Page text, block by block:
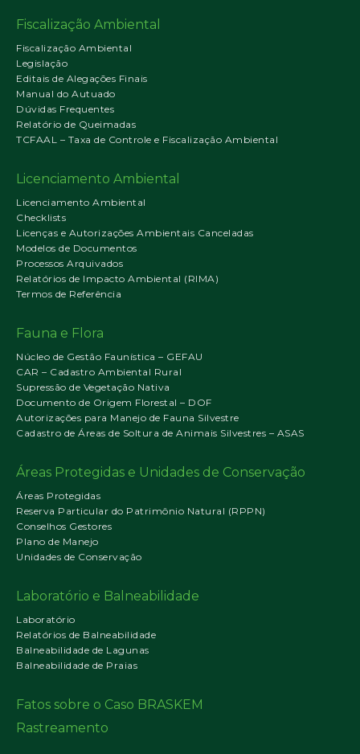
Fiscalização Ambiental
Fiscalização Ambiental
Legislação
Editais de Alegações Finais
Manual do Autuado
Dúvidas Frequentes
Relatório de Queimadas
TCFAAL – Taxa de Controle e Fiscalização Ambiental
Licenciamento Ambiental
Licenciamento Ambiental
Checklists
Licenças e Autorizações Ambientais Canceladas
Modelos de Documentos
Processos Arquivados
Relatórios de Impacto Ambiental (RIMA)
Termos de Referência
Fauna e Flora
Núcleo de Gestão Faunística – GEFAU
CAR – Cadastro Ambiental Rural
Supressão de Vegetação Nativa
Documento de Origem Florestal – DOF
Autorizações para Manejo de Fauna Silvestre
Cadastro de Áreas de Soltura de Animais Silvestres – ASAS
Áreas Protegidas e Unidades de Conservação
Áreas Protegidas
Reserva Particular do Patrimônio Natural (RPPN)
Conselhos Gestores
Plano de Manejo
Unidades de Conservação
Laboratório e Balneabilidade
Laboratório
Relatórios de Balneabilidade
Balneabilidade de Lagunas
Balneabilidade de Praias
Fatos sobre o Caso BRASKEM
Rastreamento